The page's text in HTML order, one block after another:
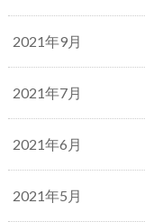
2021年9月
2021年7月
2021年6月
2021年5月